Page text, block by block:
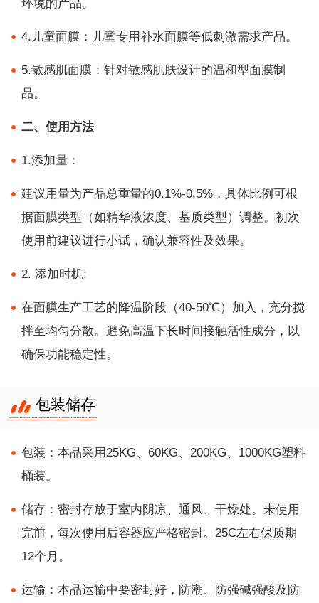
环境的产品。
4.儿童面膜：儿童专用补水面膜等低刺激需求产品。
5.敏感肌面膜：针对敏感肌肤设计的温和型面膜制
品。
二、使用方法
1.添加量：
建议用量为产品总重量的0.1%-0.5%，具体比例可根
据面膜类型（如精华液浓度、基质类型）调整。初次
使用前建议进行小试，确认兼容性及效果。
2. 添加时机:
在面膜生产工艺的降温阶段（40-50℃）加入，充分搅
拌至均匀分散。避免高温下长时间接触活性成分，以
确保功能稳定性。
包装储存
包装：本品采用25KG、60KG、200KG、1000KG塑料
桶装。
储存：密封存放于室内阴凉、通风、干燥处。未使用
完前，每次使用后容器应严格密封。25C左右保质期
12个月。
运输：本品运输中要密封好，防潮、防强碱强酸及防